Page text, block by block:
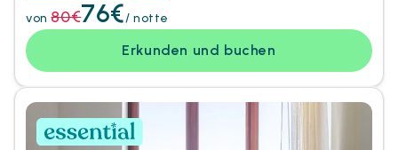
von 80€76€/ notte
Erkunden und buchen